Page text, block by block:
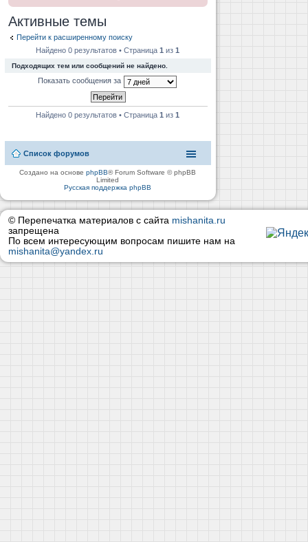
Активные темы
Перейти к расширенному поиску
Найдено 0 результатов • Страница1 из1
Подходящих тем или сообщений не найдено.
Показать сообщения за
Найдено 0 результатов • Страница1 из1
Список форумов
Создано на основеphpBB® Forum Software © phpBB
Limited
Русская поддержка phpBB
© Перепечатка материалов с сайта mishanita.ru
запрещена
По всем интересующим вопросам пишите нам на
mishanita@yandex.ru